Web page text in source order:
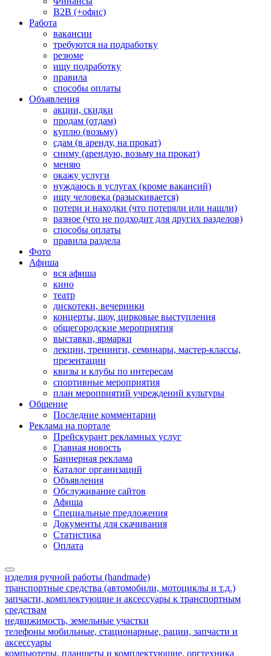
B2B (+офис)
Работа
вакансии
требуются на подработку
резюме
ищу подработку
правила
способы оплаты
Объявления
акции, скидки
продам (отдам)
куплю (возьму)
сдам (в аренду, на прокат)
сниму (арендую, возьму на прокат)
меняю
окажу услуги
нуждаюсь в услугах (кроме вакансий)
ищу человека (разыскивается)
потери и находки (что потеряли или нашли)
разное (что не подходит для других разделов)
способы оплаты
правила раздела
Фото
Афиша
вся афиша
кино
театр
дискотеки, вечеринки
концерты, шоу, цирковые выступления
общегородские мероприятия
выставки, ярмарки
лекции, тренинги, семинары, мастер-классы,
презентации
квизы и клубы по интересам
спортивные мероприятия
план мероприятий учреждений культуры
Общение
Последние комментарии
Реклама на портале
Прейскурант рекламных услуг
Главная новость
Баннерная реклама
Каталог организаций
Объявления
Обслуживание сайтов
Афиша
Специальные предложения
Документы для скачивания
Статистика
Оплата
изделия ручной работы (handmade)
транспортные средства (автомобили, мотоциклы и т.д.)
запчасти, комплектующие и аксессуары к транспортным
средствам
недвижимость, земельные участки
телефоны мобильные, стационарные, рации, запчасти и
аксессуары
компьютеры, планшеты и комплектующие, оргтехника